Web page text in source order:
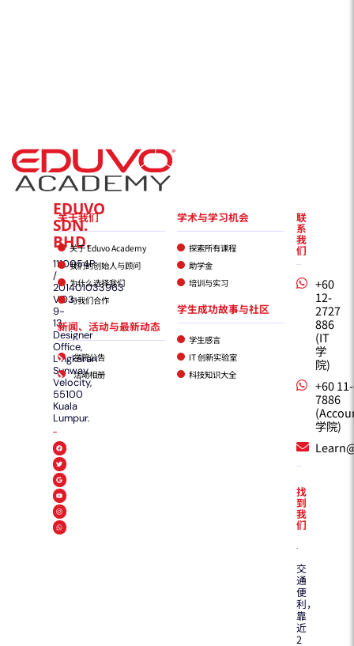
EDUVO
SDN.
BHD.
1110054P
/
201401033963
VO3-
9-
13,
Designer
Office,
Lingkaran
Sunway
Velocity,
55100
Kuala
Lumpur.
关于我们
关于 Eduvo Academy
我们的创始人与顾问
为什么选择我们
与我们合作
新闻、活动与最新动态
学院公告
活动相册
学术与学习机会
探索所有课程
助学金
培训与实习
学生成功故事与社区
学生感言
IT 创新实验室
科技知识大全
联
系
我
们
+60
12-
2727
886
(IT
学
院)
+60
7886
学院)
找
到
我
们
交
通
便
利，
靠
近
2